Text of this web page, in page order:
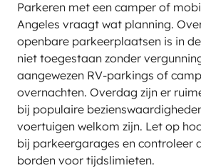
Parkeren met een camper of
Angeles vraagt wat planning.
openbare parkeerplaatsen is in
niet toegestaan zonder
aangewezen RV-parkings of
overnachten. Overdag zijn er
bij populaire
voertuigen welkom zijn. Let op
bij parkeergarages en controleer
borden voor tijdslimieten.